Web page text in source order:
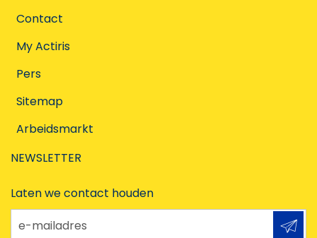
Contact
My Actiris
Pers
Sitemap
Arbeidsmarkt
NEWSLETTER
Laten we contact houden
e-mailadres